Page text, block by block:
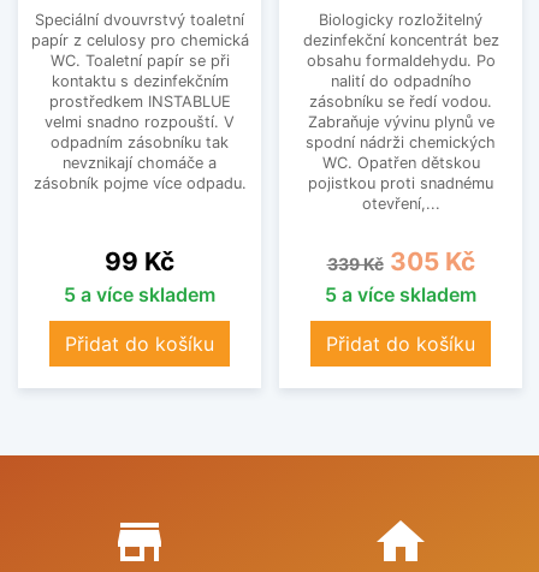
Speciální dvouvrstvý toaletní
papír z celulosy pro chemická
WC. Toaletní papír se při
kontaktu s dezinfekčním
prostředkem INSTABLUE
velmi snadno rozpouští. V
odpadním zásobníku tak
nevznikají chomáče a
zásobník pojme více odpadu.
Cena
99 Kč
5 a více skladem
Přidat do košíku
Biologicky rozložitelný
dezinfekční koncentrát bez
obsahu formaldehydu. Po
nalití do odpadního
zásobníku se ředí vodou.
Zabraňuje vývinu plynů ve
spodní nádrži chemických
WC. Opatřen dětskou
pojistkou proti snadnému
otevření,...
Běžná cena
339 Kč Cena
305 Kč
5 a více skladem
Přidat do košíku
Proč nakupovat u nás?
store_mall_directory home